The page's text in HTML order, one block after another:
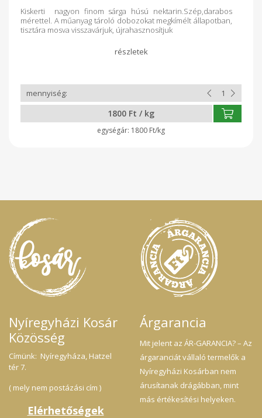
Kiskerti nagyon finom sárga húsú nektarin.Szép,darabos
mérettel. A műanyag tároló dobozokat megkímélt állapotban,
tisztára mosva visszavárjuk, újrahasznosítjuk
1800 Ft / kg
1800 Ft/kg
Nyíregyházi Kosár
Közösség
Címünk: Nyíregyháza, Hatzel
tér 7.
( mely nem postázási cím )
Elérhetőségek
Árgarancia
Mit jelent az ÁR-GARANCIA? – Az
árgaranciát vállaló termelők a
Nyíregyházi Kosárban nem
árusítanak drágábban, mint
más értékesítési helyeken.